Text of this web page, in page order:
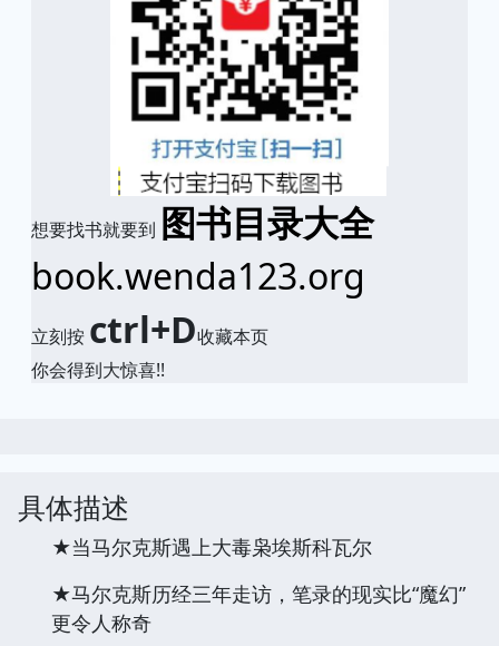
想要找书就要到 图书目录大全
book.wenda123.org
立刻按 ctrl+D收藏本页
你会得到大惊喜!!
具体描述
★当马尔克斯遇上大毒枭埃斯科瓦尔
★马尔克斯历经三年走访，笔录的现实比“魔幻”
更令人称奇